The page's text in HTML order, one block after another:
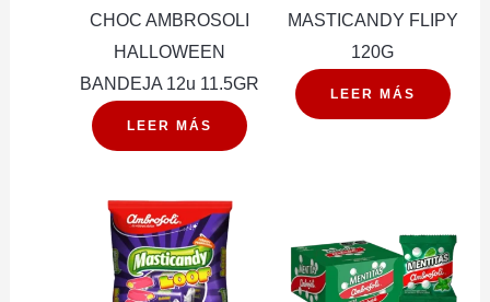
CHOC AMBROSOLI
HALLOWEEN
BANDEJA 12u 11.5GR
LEER MÁS
MASTICANDY FLIPY
120G
LEER MÁS